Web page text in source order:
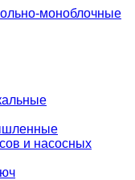
моноблочные
и насосных